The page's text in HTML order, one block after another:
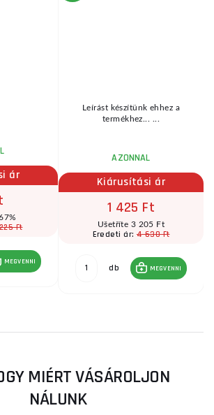
ár
Ft
MEGVENNI
Leírást készítünk ehhez a
termékhez... ...
AZONNAL
Kiárusítási ár
1 425 Ft
Ušetříte 3 205 Ft
Eredeti ár:4 630 Ft
db MEGVENNI
MIÉRT VÁSÁROLJON
NÁLUNK